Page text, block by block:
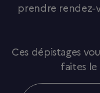
prendre rendez-
Ces dépistages
faites le